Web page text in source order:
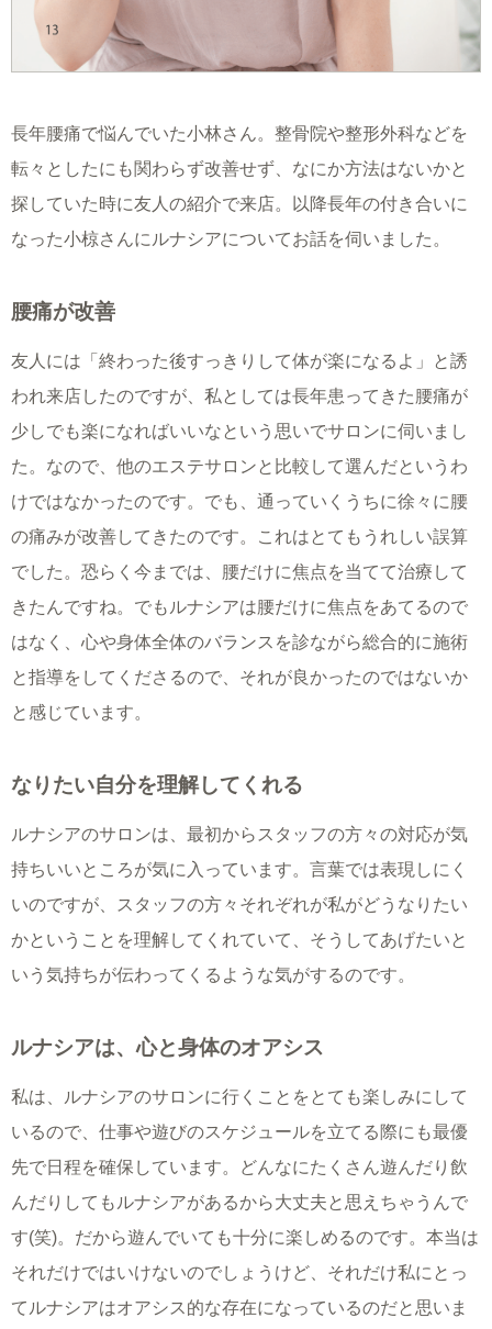
長年腰痛で悩んでいた小林さん。整骨院や整形外科などを
転々としたにも関わらず改善せず、なにか方法はないかと
探していた時に友人の紹介で来店。以降長年の付き合いに
なった小椋さんにルナシアについてお話を伺いました。
腰痛が改善
友人には「終わった後すっきりして体が楽になるよ」と誘
われ来店したのですが、私としては長年患ってきた腰痛が
少しでも楽になればいいなという思いでサロンに伺いまし
た。なので、他のエステサロンと比較して選んだというわ
けではなかったのです。でも、通っていくうちに徐々に腰
の痛みが改善してきたのです。これはとてもうれしい誤算
でした。恐らく今までは、腰だけに焦点を当てて治療して
きたんですね。でもルナシアは腰だけに焦点をあてるので
はなく、心や身体全体のバランスを診ながら総合的に施術
と指導をしてくださるので、それが良かったのではないか
と感じています。
なりたい自分を理解してくれる
ルナシアのサロンは、最初からスタッフの方々の対応が気
持ちいいところが気に入っています。言葉では表現しにく
いのですが、スタッフの方々それぞれが私がどうなりたい
かということを理解してくれていて、そうしてあげたいと
いう気持ちが伝わってくるような気がするのです。
ルナシアは、心と身体のオアシス
私は、ルナシアのサロンに行くことをとても楽しみにして
いるので、仕事や遊びのスケジュールを立てる際にも最優
先で日程を確保しています。どんなにたくさん遊んだり飲
んだりしてもルナシアがあるから大丈夫と思えちゃうんで
す(笑)。だから遊んでいても十分に楽しめるのです。本当は
それだけではいけないのでしょうけど、それだけ私にとっ
てルナシアはオアシス的な存在になっているのだと思いま